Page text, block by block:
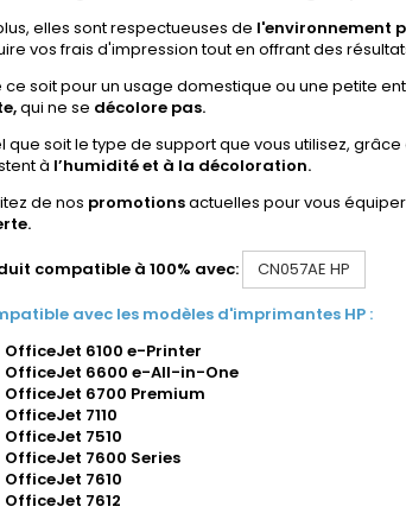
elles sont respectueuses de l'environnement
vos frais d'impression tout en offrant des
ce soit pour un usage domestique ou une petite
qui ne se décolore pas.
que soit le type de support que vous utilisez, grâce
à l’humidité et à la décoloration.
de nos promotionsactuelles pour vous
compatible à 100% avec:
CN057AE HP
avec les modèles d'imprimantes HP :
OfficeJet 6100 e-Printer
OfficeJet 6600 e-All-in-One
OfficeJet 6700 Premium
OfficeJet 7110
OfficeJet 7510
OfficeJet 7600 Series
OfficeJet 7610
OfficeJet 7612